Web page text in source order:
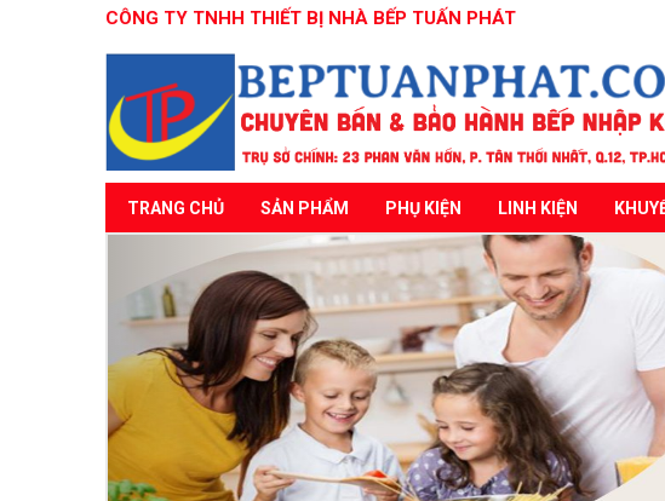
CÔNG TY TNHH THIẾT BỊ NHÀ BẾP TUẤN PHÁT
TRANG CHỦ SẢN PHẨM PHỤ KIỆN LINH KIỆN
Previous